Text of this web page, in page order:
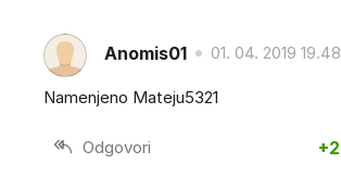
Anomis01 01. 04. 2019 19.48
Namenjeno Mateju5321
Odgovori +2